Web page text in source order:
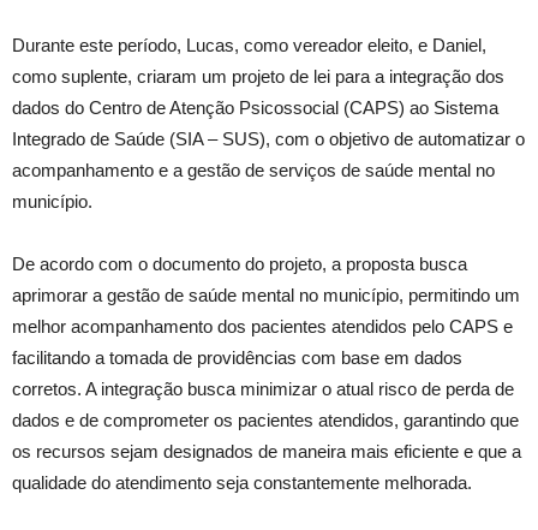
Durante este período, Lucas, como vereador eleito, e Daniel,
como suplente, criaram um projeto de lei para a integração dos
dados do Centro de Atenção Psicossocial (CAPS) ao Sistema
Integrado de Saúde (SIA – SUS), com o objetivo de automatizar o
acompanhamento e a gestão de serviços de saúde mental no
município.
De acordo com o documento do projeto, a proposta busca
aprimorar a gestão de saúde mental no município, permitindo um
melhor acompanhamento dos pacientes atendidos pelo CAPS e
facilitando a tomada de providências com base em dados
corretos. A integração busca minimizar o atual risco de perda de
dados e de comprometer os pacientes atendidos, garantindo que
os recursos sejam designados de maneira mais eficiente e que a
qualidade do atendimento seja constantemente melhorada.